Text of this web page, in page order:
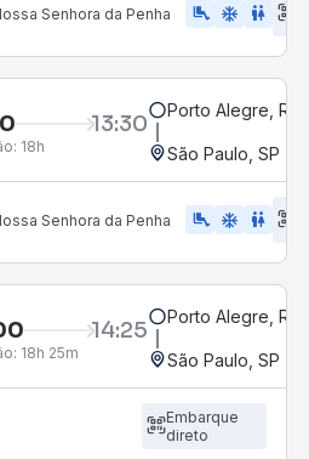
Senhora da Penha airline_seat_legroom_extra ac_unit WC
13:30
18h
Porto Alegre, RS
São Paulo, SP -
Senhora da Penha airline_seat_legroom_extra ac_unit wc
14:25
18h 25m
Porto Alegre, RS
São Paulo, SP -
Embarque
direto